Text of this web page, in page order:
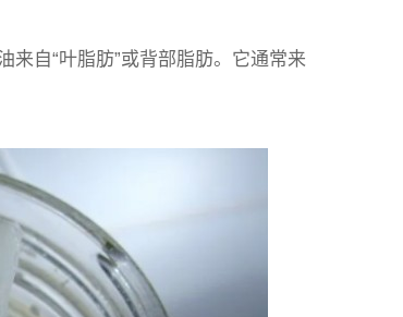
来自“叶脂肪”或背部脂肪。它通常来